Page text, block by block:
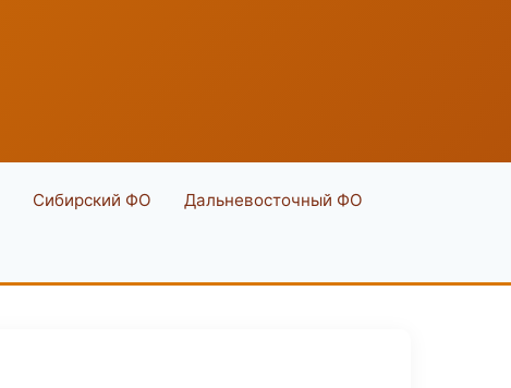
Сибирский ФО Дальневосточный ФО